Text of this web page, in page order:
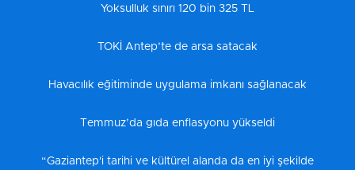
Yoksulluk sınırı 120 bin 325 TL
TOKİ Antep’te de arsa satacak
Havacılık eğitiminde uygulama imkanı sağlanacak
Temmuz’da gıda enflasyonu yükseldi
“Gaziantep'i tarihi ve kültürel alanda da en iyi şekilde